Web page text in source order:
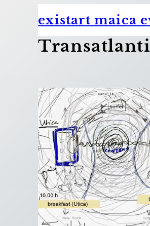
Inhalt
springen
existart maica